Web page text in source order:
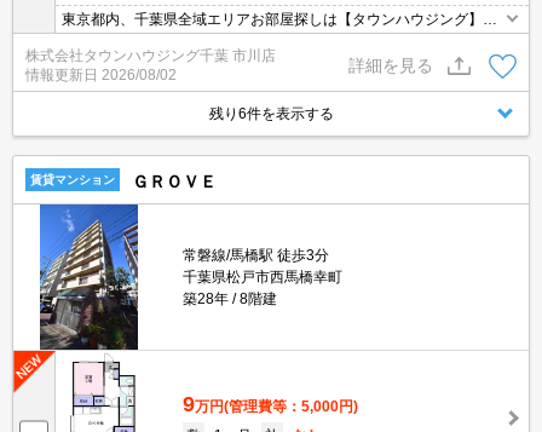
東京都内、千葉県全域エリアお部屋探しは【タウンハウジング】に
お任せください！オンラインでご相談・ご見学・ご契約お手続きも
ご対応可能です。
株式会社タウンハウジング千葉 市川店
情報更新日 2026/08/02
詳細を見る
残り6件を表示する
賃貸マンション ＧＲＯＶＥ
常磐線/馬橋駅 徒歩3分
千葉県松戸市西馬橋幸町
築28年
8階建
9万円(管理費等：5,000円)